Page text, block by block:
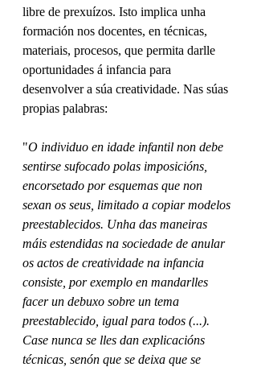
libre de prexuízos. Isto implica unha
formación nos docentes, en técnicas,
materiais, procesos, que permita darlle
oportunidades á infancia para
desenvolver a súa creatividade. Nas súas
propias palabras:
"O individuo en idade infantil non debe
sentirse sufocado polas imposicións,
encorsetado por esquemas que non
sexan os seus, limitado a copiar modelos
preestablecidos. Unha das maneiras
máis estendidas na sociedade de anular
os actos de creatividade na infancia
consiste, por exemplo en mandarlles
facer un debuxo sobre un tema
preestablecido, igual para todos (...).
Case nunca se lles dan explicacións
técnicas, senón que se deixa que se